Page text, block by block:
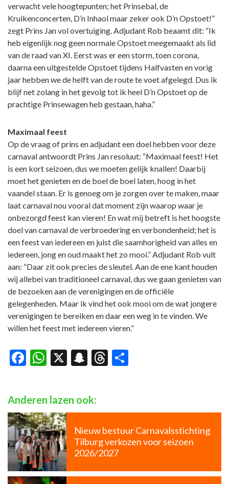
verwacht vele hoogtepunten; het Prinsebal, de
Kruikenconcerten, D’n Inhaol maar zeker ook D’n Opstoet!”
zegt Prins Jan vol overtuiging. Adjudant Rob beaamt dit: “Ik
heb eigenlijk nog geen normale Opstoet meegemaakt als lid
van de raad van XI. Eerst was er een storm, toen corona,
daarna een uitgestelde Opstoet tijdens Halfvasten en vorig
jaar hebben we de helft van de route te voet afgelegd. Dus ik
blijf net zolang in het gevolg tot ik heel D’n Opstoet op de
prachtige Prinsewagen heb gestaan, haha.”
Maximaal feest
Op de vraag of prins en adjudant een doel hebben voor deze
carnaval antwoordt Prins Jan resoluut: “Maximaal feest! Het
is een kort seizoen, dus we moeten gelijk knallen! Daarbij
moet het genieten en de boel de boel laten, hoog in het
vaandel staan. Er is genoeg om je zorgen over te maken, maar
laat carnaval nou vooral dat moment zijn waarop waar je
onbezorgd feest kan vieren! En wat mij betreft is het hoogste
doel van carnaval de verbroedering en verbondenheid; het is
een feest van iedereen en juist die saamhorigheid van alles en
iedereen, jong en oud maakt het zo mooi.” Adjudant Rob vult
aan: “Daar zit ook precies de sleutel. Aan de ene kant houden
wij allebei van traditioneel carnaval, dus we gaan genieten van
de bezoeken aan de verenigingen en de officiële
gelegenheden. Maar ik vind het ook mooi om de wat jongere
verenigingen te bereiken en daar een weg in te vinden. We
willen het feest met iedereen vieren.”
Facebook
WhatsApp
X Snapchat
Threads
Anderen lazen ook:
Nieuw bestuur Carnavalsstichting
Tilburg verkozen voor seizoen
2026/2027